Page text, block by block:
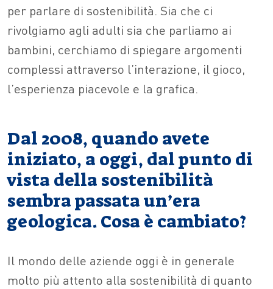
per parlare di sostenibilità. Sia che ci
rivolgiamo agli adulti sia che parliamo ai
bambini, cerchiamo di spiegare argomenti
complessi attraverso l’interazione, il gioco,
l’esperienza piacevole e la grafica.
Dal 2008, quando avete
iniziato, a oggi, dal punto di
vista della sostenibilità
sembra passata un’era
geologica. Cosa è cambiato?
Il mondo delle aziende oggi è in generale
molto più attento alla sostenibilità di quanto